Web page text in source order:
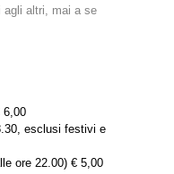
agli altri, mai a se
6,00
esclusi festivi e
ore 22.00) € 5,00